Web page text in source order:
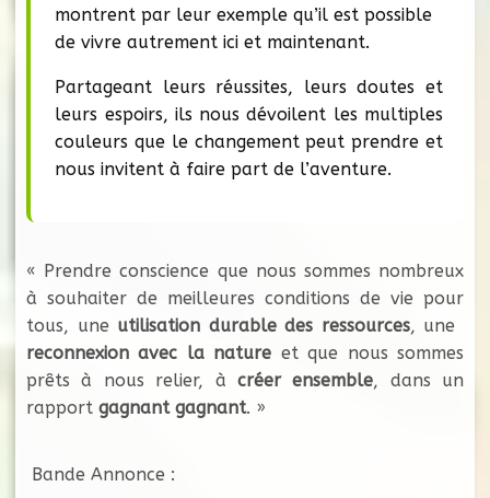
montrent par leur exemple qu’il est possible
de vivre autrement ici et maintenant.
Partageant leurs réussites, leurs doutes et
leurs espoirs, ils nous dévoilent les multiples
couleurs que le changement peut prendre et
nous invitent à faire part de l’aventure.
« Prendre conscience que nous sommes nombreux
à souhaiter de meilleures conditions de vie pour
tous, une utilisation durable des ressources, une
reconnexion avec la nature et que nous sommes
prêts à nous relier, à créer ensemble, dans un
rapport gagnant gagnant. »
Bande Annonce :